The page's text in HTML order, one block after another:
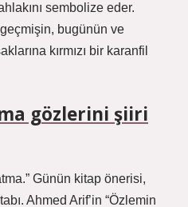
sembolize eder.
bugünün ve
kırmızı bir karanfil
gözlerini şiiri
Günün kitap önerisi,
Ahmed Arif’in “Özlemin